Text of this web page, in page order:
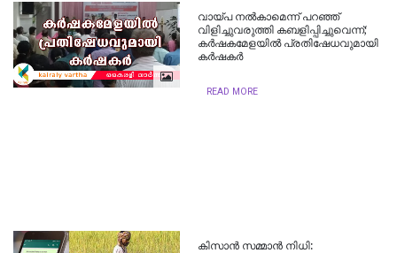
വായ്പ നല്‍കാമെന്ന് പറഞ്ഞ്
വിളിച്ചുവരുത്തി കബളിപ്പിച്ചുവെന്ന്;
കര്‍ഷകമേളയില്‍ പ്രതിഷേധവുമായി
കര്‍ഷകര്‍
READ MORE
കിസാന്‍ സമ്മാന്‍ നിധി: